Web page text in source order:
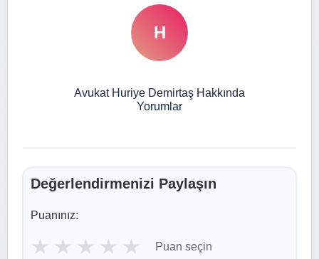
H
Avukat Huriye Demirtaş Hakkında
Yorumlar
Değerlendirmenizi Paylaşın
Puanınız:
★ ★ ★ ★ ★ Puan seçin